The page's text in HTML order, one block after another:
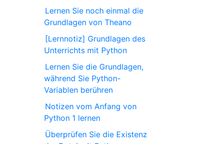
Lernen Sie noch einmal die
Grundlagen von Theano
[Lernnotiz] Grundlagen des
Unterrichts mit Python
Lernen Sie die Grundlagen,
während Sie Python-
Variablen berühren
Notizen vom Anfang von
Python 1 lernen
Überprüfen Sie die Existenz